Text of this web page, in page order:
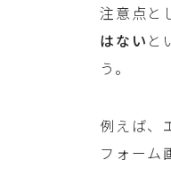
注意点と
はない と
う。
例えば、
フォーム